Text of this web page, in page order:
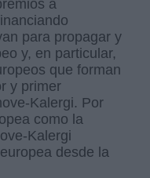
a
para propagar y
y, en particular,
que forman
y primer
Kalergi. Por
como la
Kalergi
desde la